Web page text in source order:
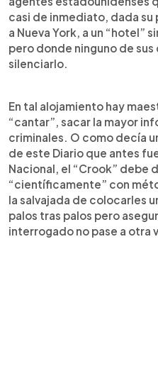
casi de inmediato, dada
a Nueva York, a un “hotel”
pero donde ninguno de
silenciarlo.
En tal alojamiento hay
“cantar”, sacar la mayor
criminales. O como decía
de este Diario que antes
Nacional, el “Crook” debe
“científicamente” con
la salvajada de colocarles
palos tras palos pero
interrogado no pase a otra